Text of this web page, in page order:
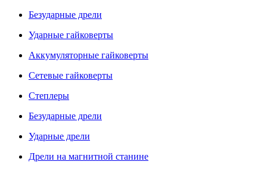
Безударные дрели
Ударные гайковерты
Аккумуляторные гайковерты
Сетевые гайковерты
Степлеры
Безударные дрели
Ударные дрели
Дрели на магнитной станине